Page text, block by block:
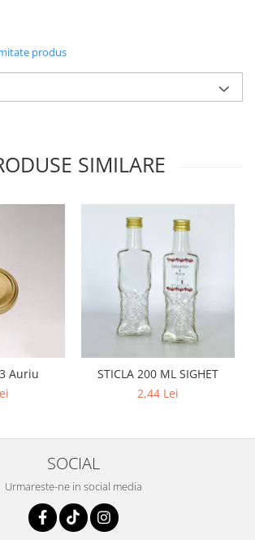
produs
SIMILARE
Auriu
STICLA 200 ML SIGHET
2,44 Lei
SOCIAL
Urmareste-ne in social media